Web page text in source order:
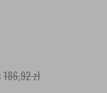
186,92 zł